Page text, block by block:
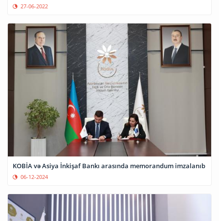
27-06-2022
KOBİA və Asiya İnkişaf Bankı arasında memorandum imzalanıb
06-12-2024